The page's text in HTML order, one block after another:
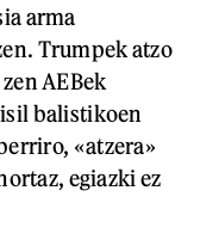
arma
Trumpek atzo
AEBek
balistikoen
«atzera»
egiazki ez